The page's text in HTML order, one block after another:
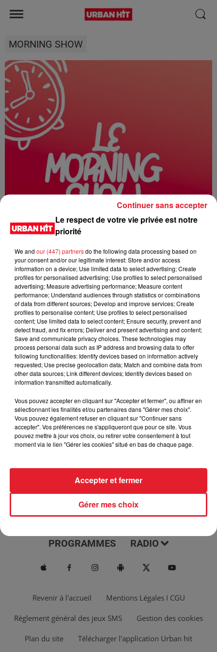
MORNING SHOW
0:00 2 min 22 sec
11 septembre 2024 - 2 min 22 sec
MORNING SHOW 08H02 du 11.09.2024
Le Morning Show
ACTUS MUSIQUES
PROGRAMMES RADIO
Revenir à l'accueil Mentions Légales I CGU
Règlement général des jeux SMS Gestion des cookies
Plan du site Télécharger l'application Urban hit
Le respect de votre vie privée est notre
priorité
We and our (447) partnersdo the following data processing based on
your consent and/or our legitimate interest: Store and/or access
information on a device; Use limited data to select advertising; Create
profiles for personalised advertising; Use profiles to select personalised
advertising; Measure advertising performance; Measure content
performance; Understand audiences through statistics or combinations
of data from different sources; Develop and improve services; Create
profiles to personalise content; Use profiles to select personalised
content; Use limited data to select content; Ensure security, prevent and
detect fraud, and fix errors; Deliver and present advertising and content;
Save and communicate privacy choices. These technologies may
process personal data such as IP address and browsing data to offer
following functionalities: Identify devices based on information actively
requested; Use precise geolocation data; Match and combine data from
other data sources; Link different devices; Identify devices based on
information transmitted automatically.
Vous pouvez accepter en cliquant sur "Accepter et fermer", ou affiner en
sélectionnant les finalités et/ou partenaires dans "Gérer mes choix".
Vous pouvez également refuser en cliquant sur "Continuer sans
accepter". Vos préférences ne s'appliqueront que pour ce site. Vous
pouvez mettre à jour vos choix, ou retirer votre consentement à tout
moment via le lien "Gérer les cookies" situé en bas de chaque page.
Gérer mes choix
Accepter et fermer
Continuer sans accepter